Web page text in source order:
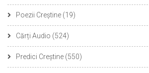
Poezii Creștine (19)
Cărți Audio (524)
Predici Creștine (550)